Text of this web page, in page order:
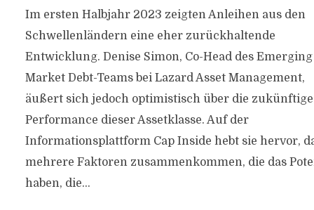
Im ersten Halbjahr 2023 zeigten Anleihen aus den
Schwellenländern eine eher zurückhaltende
Entwicklung. Denise Simon, Co-Head des Emerging
Market Debt-Teams bei Lazard Asset Management,
äußert sich jedoch optimistisch über die zukünftige
Performance dieser Assetklasse. Auf der
Informationsplattform Cap Inside hebt sie hervor,
mehrere Faktoren zusammenkommen, die das
haben, die...